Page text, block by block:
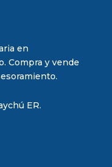
en
Compra y vende
ER.